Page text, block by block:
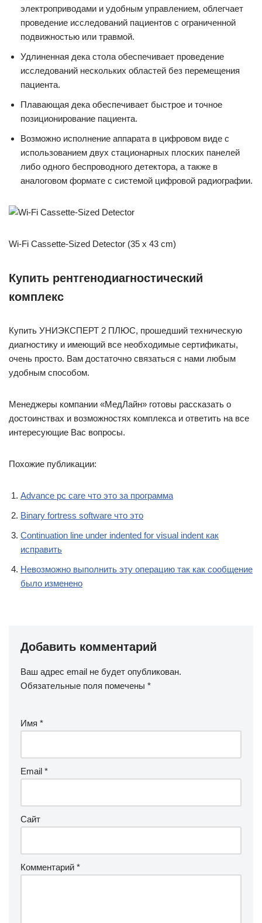
электроприводами и удобным управлением, облегчает
проведение исследований пациентов с ограниченной
подвижностью или травмой.
Удлиненная дека стола обеспечивает проведение
исследований нескольких областей без перемещения
пациента.
Плавающая дека обеспечивает быстрое и точное
позиционирование пациента.
Возможно исполнение аппарата в цифровом виде с
использованием двух стационарных плоских панелей
либо одного беспроводного детектора, а также в
аналоговом формате с системой цифровой радиографии.
Wi-Fi Cassette-Sized Detector (35 x 43 cm)
Купить рентгенодиагностический
комплекс
Купить УНИЭКСПЕРТ 2 ПЛЮС, прошедший техническую
диагностику и имеющий все необходимые сертификаты,
очень просто. Вам достаточно связаться с нами любым
удобным способом.
Менеджеры компании «МедЛайн» готовы рассказать о
достоинствах и возможностях комплекса и ответить на все
интересующие Вас вопросы.
Похожие публикации:
Advance pc care что это за программа
Binary fortress software что это
Continuation line under indented for visual indent как
исправить
Невозможно выполнить эту операцию так как сообщение
было изменено
Добавить комментарий
Ваш адрес email не будет опубликован.
Обязательные поля помечены *
Имя *
Email *
Сайт
Комментарий *